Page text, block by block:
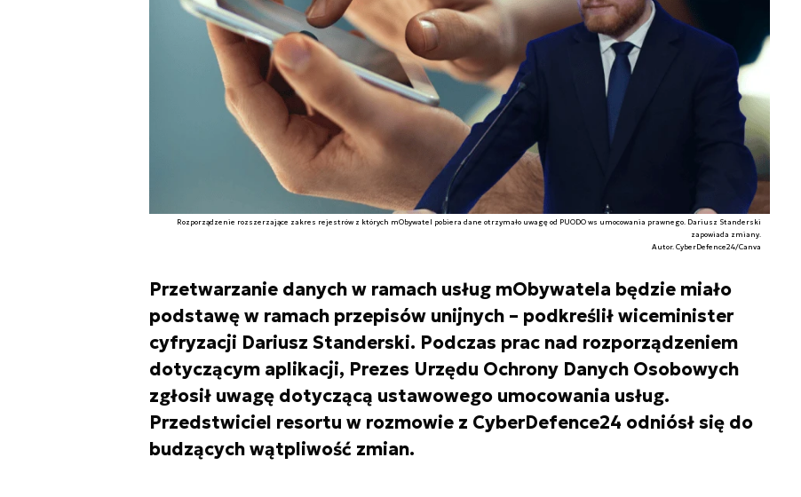
Rozporządzenie rozszerzające zakres rejestrów z których mObywatel pobiera dane otrzymało uwagę od PUODO ws umocowania prawnego. Dariusz Standerski
zapowiada zmiany.
Autor. CyberDefence24/Canva
Przetwarzanie danych w ramach usług mObywatela będzie miało
podstawę w ramach przepisów unijnych – podkreślił wiceminister
cyfryzacji Dariusz Standerski. Podczas prac nad rozporządzeniem
dotyczącym aplikacji, Prezes Urzędu Ochrony Danych Osobowych
zgłosił uwagę dotyczącą ustawowego umocowania usług.
Przedstwiciel resortu w rozmowie z CyberDefence24 odniósł się do
budzących wątpliwość zmian.